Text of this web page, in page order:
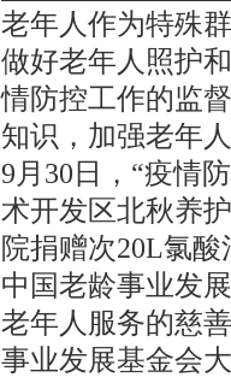
老年人作为特殊
做好老年人照护
情防控工作的监
知识，加强老年
9月30日，“疫情
术开发区北秋养
院捐赠次20L氯
中国老龄事业发
老年人服务的慈
事业发展基金会